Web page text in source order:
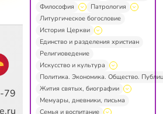
79
Философия
Патрология
Литургическое богословие
История Церкви
Единство и разделения христиан
Религиоведение
Искусство и культура
Политика. Экономика. Общество.
Жития святых, биографии
Мемуары, дневники, письма
Семья и воспитание